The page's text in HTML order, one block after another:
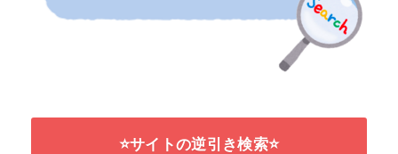
⭐サイトの逆引き検索⭐